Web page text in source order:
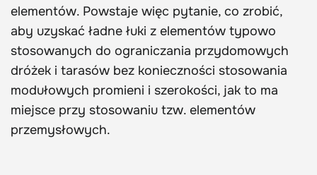
elementów. Powstaje więc pytanie, co zrobić,
aby uzyskać ładne łuki z elementów typowo
stosowanych do ograniczania przydomowych
dróżek i tarasów bez konieczności stosowania
modułowych promieni i szerokości, jak to ma
miejsce przy stosowaniu tzw. elementów
przemysłowych.